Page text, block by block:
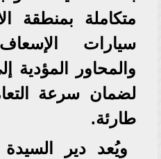
متكاملة بمنطقة
سيارات
والمحاور المؤدية
لضمان سرعة
طارئة.
ويُعد دير